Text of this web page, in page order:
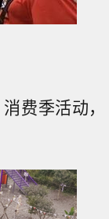
费季活动，